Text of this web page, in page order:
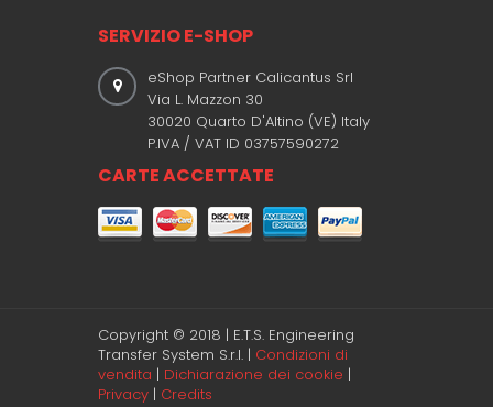
SERVIZIO E-SHOP
eShop Partner Calicantus Srl
Via L. Mazzon 30
30020 Quarto D'Altino (VE) Italy
P.IVA / VAT ID 03757590272
CARTE ACCETTATE
Copyright © 2018 | E.T.S. Engineering
Transfer System S.r.l. | Condizioni di
vendita | Dichiarazione dei cookie |
Privacy | Credits